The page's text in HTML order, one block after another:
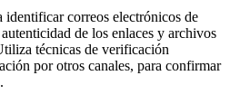
identificar correos electrónicos de
de los enlaces y archivos
técnicas de verificación
por otros canales, para confirmar